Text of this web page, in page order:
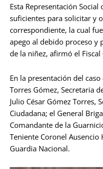
Esta Representación
suficientes para solicitar y
correspondiente, la cual
apego al debido proceso
de la niñez, afirmó el Fiscal
En la presentación del
Torres Gómez, Secretaria
Julio César Gómez Torres,
Ciudadana; el General
Comandante de la
Teniente Coronel
Guardia Nacional.